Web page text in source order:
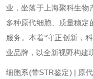
业，坐落于上海聚科生物
多种原代细胞、质量稳定
服务。本着“守正创新，
业品牌，以全新视野构建
细胞系(带STR鉴定) | 原